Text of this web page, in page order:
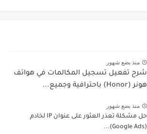
منذ بضع شهور
شرح تفعيل تسجيل المكالمات في هواتف
هونر (Honor) باحترافية وجميع...
منذ بضع شهور
حل مشكلة تعذر العثور على عنوان IP لخادم
(Google Ads)...